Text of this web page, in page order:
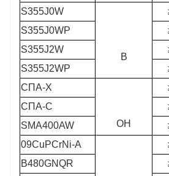
S355J0W
В
S355J0WP
S355J2W
S355J2WP
СПА-Х
ОН
СПА-С
SMA400AW
09CuPCrNi-A
B480GNQR